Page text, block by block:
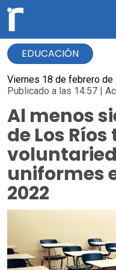
EDUCACIÓN
Viernes 18 de febrero de
Publicado a las 14:57 |
Al menos
de Los
uniformes
2022